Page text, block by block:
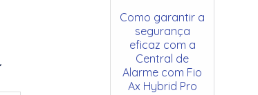
Como garantir a
segurança
eficaz com a
Central de
Alarme com Fio
Ax Hybrid Pro